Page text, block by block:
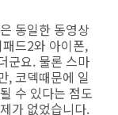
동일한 동영상
드2와 아이폰,
군요. 물론 스마
, 코덱때문에 일
수 있다는 점도
가 없었습니다.